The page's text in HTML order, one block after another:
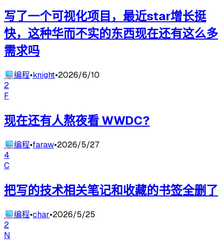
写了一个可视化项目，最近star增长挺
快，这种华而不实的东西现在还有这么多
需求吗
💻编程•knight•2026/6/10
2
F
现在还有人熬夜看 WWDC?
💻编程•faraw•2026/5/27
4
C
把写的技术相关笔记和收藏的书签全删了
💻编程•char•2026/5/25
2
N